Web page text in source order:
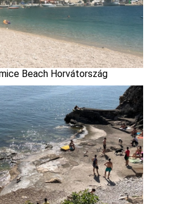
Beach Horvátország